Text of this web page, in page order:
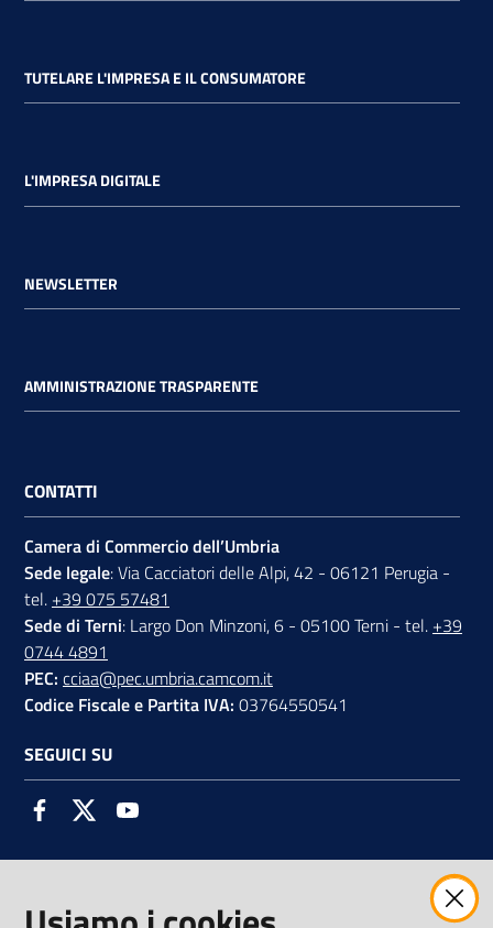
TUTELARE L'IMPRESA E IL CONSUMATORE
L'IMPRESA DIGITALE
NEWSLETTER
AMMINISTRAZIONE TRASPARENTE
CONTATTI
Camera di Commercio dell’Umbria
Sede legale: Via Cacciatori delle Alpi, 42 - 06121 Perugia -
tel. +39 075 57481
Sede di Terni: Largo Don Minzoni, 6 - 05100 Terni - tel. +39
0744 4891
PEC: cciaa@pec.umbria.camcom.it
Codice Fiscale e Partita IVA: 03764550541
SEGUICI SU
FacebookTwitter
AMMINISTRAZIONE TRASPARENTE INTERCAM S.C.A.R.L.